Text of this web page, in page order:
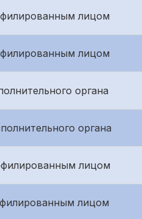
лицом
лицом
органа
органа
лицом
лицом